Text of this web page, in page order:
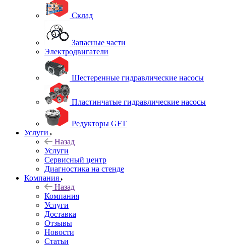
Склад
Запасные части
Электродвигатели
Шестеренные гидравлические насосы
Пластинчатые гидравлические насосы
Редукторы GFT
Услуги
Назад
Услуги
Сервисный центр
Диагностика на стенде
Компания
Назад
Компания
Услуги
Доставка
Отзывы
Новости
Статьи